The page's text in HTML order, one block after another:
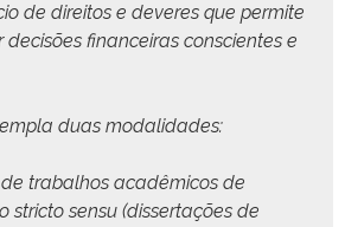
de dire­itos e deveres que per­mite
finan­ceiras con­scientes e
duas modalidades:
tra­bal­hos acadêmi­cos de
stric­to sen­su (dis­ser­tações de